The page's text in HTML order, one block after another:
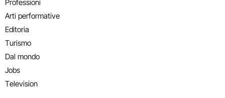
Professioni
Arti performative
Editoria
Turismo
Dal mondo
Jobs
Television